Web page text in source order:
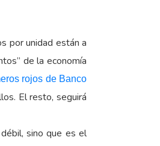
por unidad están a
de la economía
rojos de Banco
El resto, seguirá
sino que es el